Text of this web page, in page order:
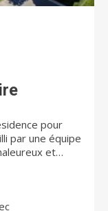
pour
par une équipe
et
maison avec
et profitez
agréable et